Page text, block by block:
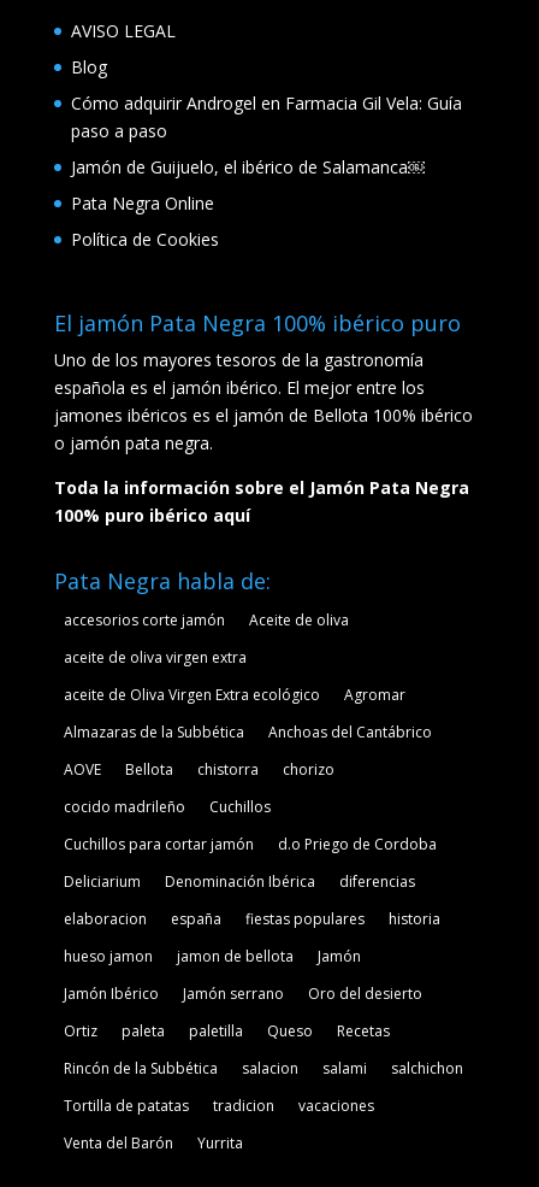
AVISO LEGAL
Blog
Cómo adquirir Androgel en Farmacia Gil Vela: Guía
paso a paso
Jamón de Guijuelo, el ibérico de Salamanca￼
Pata Negra Online
Política de Cookies
El jamón Pata Negra 100% ibérico puro
Uno de los mayores tesoros de la gastronomía
española es el jamón ibérico. El mejor entre los
jamones ibéricos es el jamón de Bellota 100% ibérico
o jamón pata negra.
Toda la información sobre el Jamón Pata Negra
100% puro ibérico aquí
Pata Negra habla de:
accesorios corte jamón
Aceite de oliva
aceite de oliva virgen extra
aceite de Oliva Virgen Extra ecológico
Agromar
Almazaras de la Subbética
Anchoas del Cantábrico
AOVE
Bellota chistorra
chorizo
cocido madrileño
Cuchillos
Cuchillos para cortar jamón
d.o Priego de Cordoba
Deliciarium
Denominación Ibérica
diferencias
elaboracion
españa fiestas populares
historia
hueso jamon
jamon de bellota
Jamón
Jamón Ibérico
Jamón serrano
Oro del desierto
Ortiz
paleta paletilla Queso
Recetas
Rincón de la Subbética
salacion salami
salchichon
Tortilla de patatas
tradicion
vacaciones
Venta del Barón
Yurrita